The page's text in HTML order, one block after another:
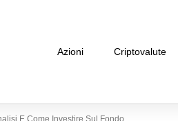
Azioni Criptovalute
E Come Investire Sul Fondo